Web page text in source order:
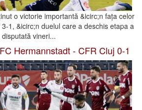
o victorie importantă &icirc;n fața celor
1, &icirc;n duelul care a deschis etapa a
vineri...
Hermannstadt - CFR Cluj 0-1